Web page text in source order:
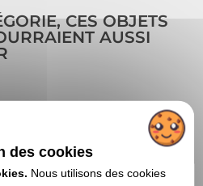
CES OBJETS
AUSSI
- format moyen
des cookies
Nous utilisons des cookies